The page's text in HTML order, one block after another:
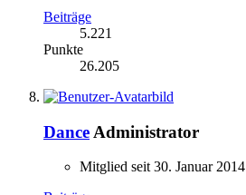
Beiträge
5.221
Punkte
26.205
Dance Administrator
Mitglied seit 30. Januar 2014